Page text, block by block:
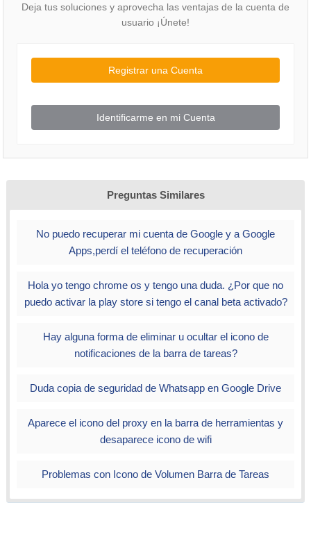
Deja tus soluciones y aprovecha las ventajas de la cuenta de
usuario ¡Únete!
Registrar una Cuenta
Identificarme en mi Cuenta
Preguntas Similares
No puedo recuperar mi cuenta de Google y a Google
Apps,perdí el teléfono de recuperación
Hola yo tengo chrome os y tengo una duda. ¿Por que no
puedo activar la play store si tengo el canal beta activado?
Hay alguna forma de eliminar u ocultar el icono de
notificaciones de la barra de tareas?
Duda copia de seguridad de Whatsapp en Google Drive
Aparece el icono del proxy en la barra de herramientas y
desaparece icono de wifi
Problemas con Icono de Volumen Barra de Tareas